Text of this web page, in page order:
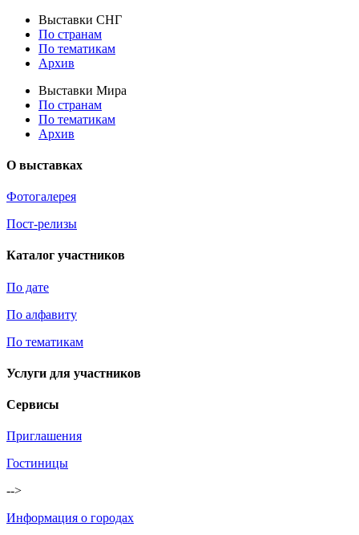
Выставки СНГ
По странам
По тематикам
Архив
Выставки Мира
По странам
По тематикам
Архив
О выставках
Фотогалерея
Пост-релизы
Каталог участников
По дате
По алфавиту
По тематикам
Услуги для участников
Сервисы
Приглашения
Гостиницы
-->
Информация о городах